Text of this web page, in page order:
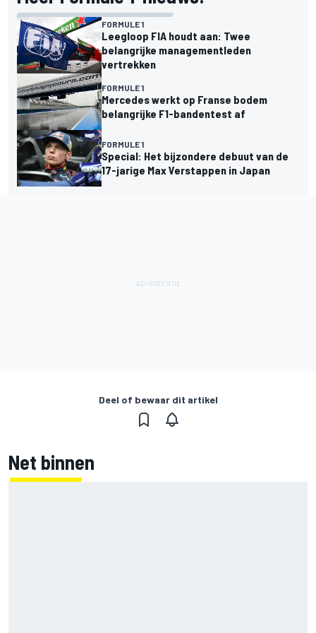
FORMULE 1
Leegloop FIA houdt aan: Twee
belangrijke managementleden
vertrekken
FORMULE 1
Mercedes werkt op Franse bodem
belangrijke F1-bandentest af
FORMULE 1
Special: Het bijzondere debuut van de
17-jarige Max Verstappen in Japan
Deel of bewaar dit artikel
Net binnen